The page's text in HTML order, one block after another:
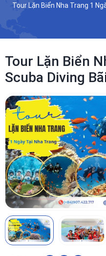
Tour Lặn Biển Nha Trang 1
Tour Lặn Biển
Scuba Diving